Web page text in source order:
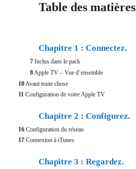
Table des matières
Chapitre 1 : Connectez.
7 Inclus dans le pack
8Apple TV – Vue d’ensemble
10Avant toute chose
11 Configuration de votre Apple TV
Chapitre 2 : Configurez.
16 Configuration du réseau
17 Connexion à iTunes
Chapitre 3 : Regardez.